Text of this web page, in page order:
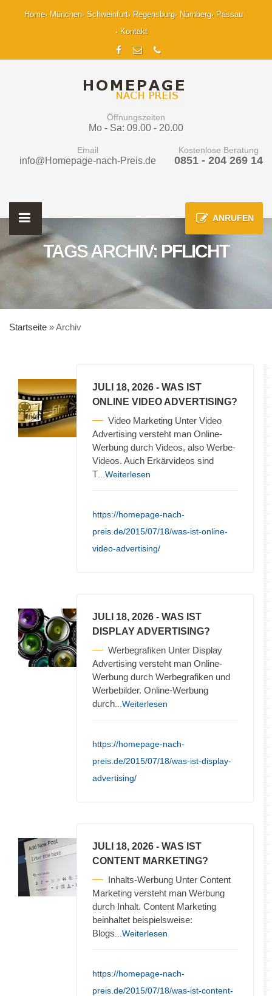
Home München Schweinfurt Regensburg Nürnberg
Passau
Kontakt
Öffnungszeiten
Mo - Sa: 09.00 - 20.00
Email
info@Homepage-nach-Preis.de
Kostenlose Beratung
0851 - 204 269 14
ANRUFEN
TAGS ARCHIV: PFLICHT
Startseite »Archiv
JULI 18, 2026 - WAS IST
ONLINE VIDEO ADVERTISING?
Video Marketing Unter Video
Advertising versteht man Online-
Werbung durch Videos, also Werbe-
Videos. Auch Erkärvideos sind
T ...Weiterlesen
https://homepage-nach-
preis.de/2015/07/18/was-ist-online-
video-advertising/
JULI 18, 2026 - WAS IST
DISPLAY ADVERTISING?
Werbegrafiken Unter Display
Advertising versteht man Online-
Werbung durch Werbegrafiken und
Werbebilder. Online-Werbung
durch ...Weiterlesen
https://homepage-nach-
preis.de/2015/07/18/was-ist-display-
advertising/
JULI 18, 2026 - WAS IST
CONTENT MARKETING?
Inhalts-Werbung Unter Content
Marketing versteht man Werbung
durch Inhalt. Content Marketing
beinhaltet beispielsweise:
Blogs ...Weiterlesen
https://homepage-nach-
preis.de/2015/07/18/was-ist-content-